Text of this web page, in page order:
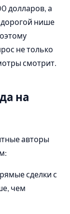
долларов, а
нише
не только
смотрит.
на
авторы
сделки с
чем